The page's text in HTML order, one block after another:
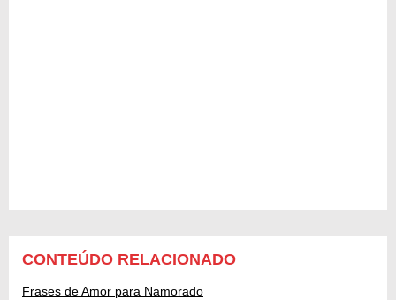
CONTEÚDO RELACIONADO
Frases de Amor para Namorado